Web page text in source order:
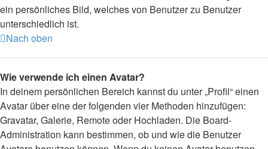
ein persönliches Bild, welches von Benutzer zu Benutzer
unterschiedlich ist.
Nach oben
Wie verwende ich einen Avatar?
In deinem persönlichen Bereich kannst du unter „Profil“ einen
Avatar über eine der folgenden vier Methoden hinzufügen:
Gravatar, Galerie, Remote oder Hochladen. Die Board-
Administration kann bestimmen, ob und wie die Benutzer